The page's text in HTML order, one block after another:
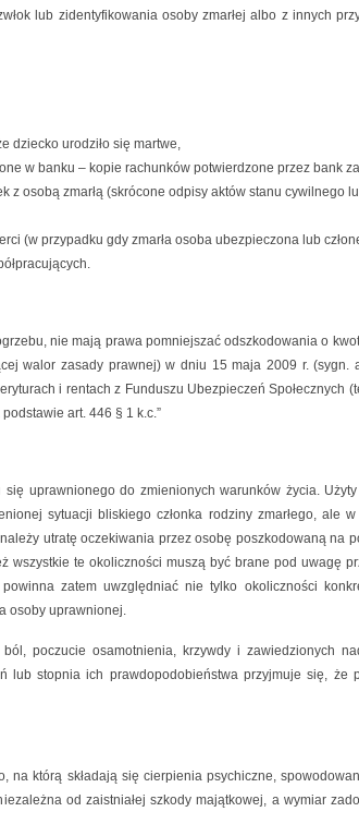
lub zidentyfikowania osoby zmarłej albo z innych
dziecko urodziło się martwe,
w banku – kopie rachunków potwierdzone przez bank
osobą zmarłą (skrócone odpisy aktów stanu cywilnego
(w przypadku gdy zmarła osoba ubezpieczona lub
nie mają prawa pomniejszać odszkodowania o
walor zasady prawnej) w dniu 15 maja 2009 r. (sygn.
i rentach z Funduszu Ubezpieczeń Społecznych
art. 446 § 1 k.c.”
uprawnionego do zmienionych warunków życia.
sytuacji bliskiego członka rodziny zmarłego, ale
utratę oczekiwania przez osobę poszkodowaną na
te okoliczności muszą być brane pod uwagę
zatem uwzględniać nie tylko okoliczności
osoby uprawnionej.
poczucie osamotnienia, krzywdy i zawiedzionych
stopnia ich prawdopodobieństwa przyjmuje się, że
którą składają się cierpienia psychiczne,
od zaistniałej szkody majątkowej, a wymiar